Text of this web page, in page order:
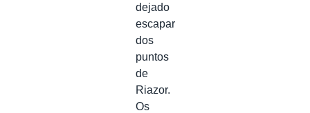
dejado
escapar
dos
puntos
de
Riazor.
Os